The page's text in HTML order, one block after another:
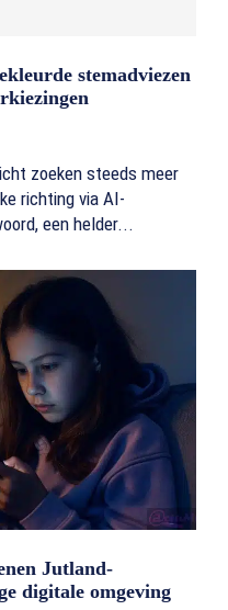
stemadviezen
zoeken steeds meer
richting via AI-
een helder...
Jutland-
digitale omgeving